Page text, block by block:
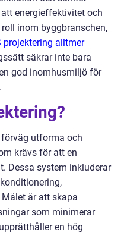
energieffektivitet och
inom byggbranschen,
projektering alltmer
säkrar inte bara
god inomhusmiljö för
utforma och
krävs för att en
Dessa system inkluderar
är att skapa
som minimerar
en hög